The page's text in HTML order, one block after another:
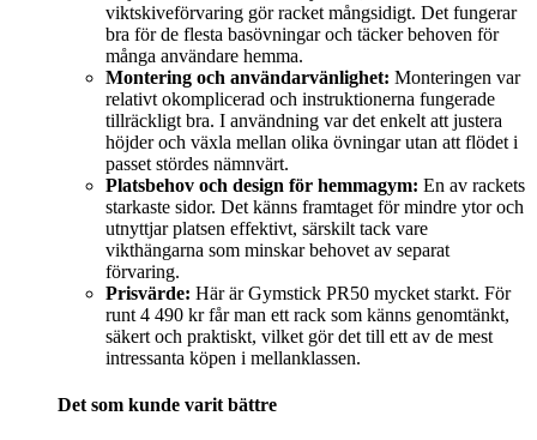
viktskiveförvaring gör racket mångsidigt. Det fungerar
bra för de flesta basövningar och täcker behoven för
många användare hemma.
Montering och användarvänlighet: Monteringen var
relativt okomplicerad och instruktionerna fungerade
tillräckligt bra. I användning var det enkelt att justera
höjder och växla mellan olika övningar utan att flödet i
passet stördes nämnvärt.
Platsbehov och design för hemmagym: En av rackets
starkaste sidor. Det känns framtaget för mindre ytor och
utnyttjar platsen effektivt, särskilt tack vare
vikthängarna som minskar behovet av separat
förvaring.
Prisvärde: Här är Gymstick PR50 mycket starkt. För
runt 4 490 kr får man ett rack som känns genomtänkt,
säkert och praktiskt, vilket gör det till ett av de mest
intressanta köpen i mellanklassen.
Det som kunde varit bättre